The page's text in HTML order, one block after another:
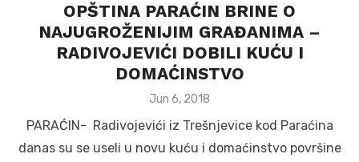
OPŠTINA PARAĆIN BRINE O
NAJUGROŽENIJIM GRAĐANIMA –
RADIVOJEVIĆI DOBILI KUĆU I
DOMAĆINSTVO
Posted
Jun 6, 2018
PARAĆIN- Radivojevići iz Trešnjevice kod Paraćina
danas su se useli u novu kuću i domaćinstvo površine